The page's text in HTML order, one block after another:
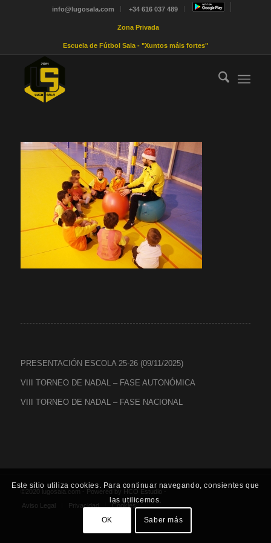
info@lugosala.com +34 616 037 489
Zona Privada
Escuela de Fútbol Sala - "Xuntos máis fortes"
PRESENTACIÓN ESCOLA 25-26 (09/11/2025)
VIII TORNEO DE NADAL – FASE AUTONÓMICA
VIII TORNEO DE NADAL – FASE NACIONAL
©2020 lugosala.com - Powered by HCO Estudio -
Aviso Legal
Privacidad Cookies
Este sitio utiliza cookies. Para continuar navegando, consientes que
las utilicemos.
OK Saber más